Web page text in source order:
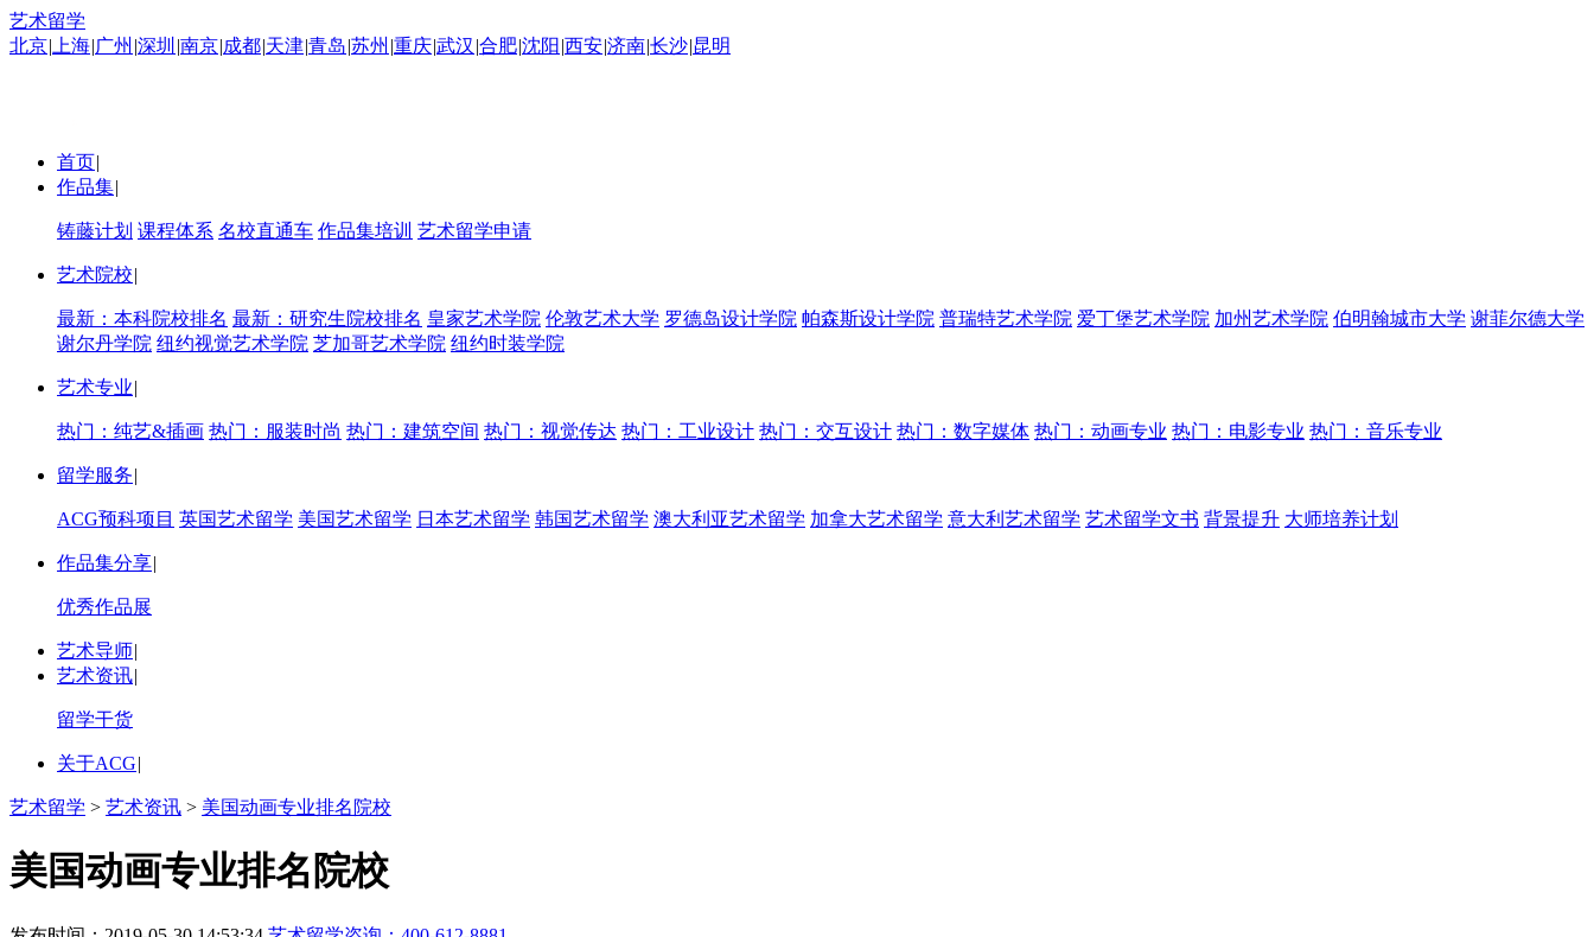
艺术留学
北京| 上海|广州 |深圳 |南京|成都|天津|青岛|苏州 |重庆|武汉 |合肥|沈阳 |西安|济南|长沙|昆明
首页|
作品集|
铸藤计划 课程体系 名校直通车 作品集培训 艺术留学申请
艺术院校|
最新：本科院校排名 最新：研究生院校排名 皇家艺术学院 伦敦艺术大学 罗德岛设计学院 帕森斯设计学院 普瑞特艺术学院 爱丁堡艺术学院 加州艺术学院 伯明翰城市大学 谢菲尔德大学
谢尔丹学院 纽约视觉艺术学院 芝加哥艺术学院 纽约时装学院
艺术专业|
热门：纯艺&插画 热门：服装时尚 热门：建筑空间 热门：视觉传达 热门：工业设计 热门：交互设计 热门：数字媒体 热门：动画专业 热门：电影专业 热门：音乐专业
留学服务|
ACG预科项目 英国艺术留学 美国艺术留学 日本艺术留学 韩国艺术留学 澳大利亚艺术留学 加拿大艺术留学 意大利艺术留学 艺术留学文书 背景提升 大师培养计划
作品集分享|
优秀作品展
艺术导师|
艺术资讯|
留学干货
关于ACG|
艺术留学 > 艺术资讯 > 美国动画专业排名院校
美国动画专业排名院校